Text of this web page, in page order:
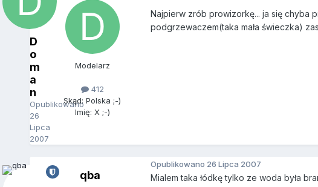
D
o
m
a
n
Opublikowano
26
Lipca
2007
Modelarz
412
Skąd: Polska ;-)
Imię: X ;-)
Najpierw zrób prowizorkę... ja się chyba
podgrzewaczem(taka mała świeczka)
qba
Opublikowano 26 Lipca 2007
Mialem taka łódkę tylko ze woda była